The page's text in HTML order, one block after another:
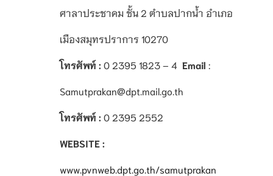
ศาลาประชาคม ชั้น 2 ตำบลปากน้ำ อำเภอ
เมืองสมุทรปราการ 10270
โทรศัพท์ : 0 2395 1823 – 4 Email :
Samutprakan@dpt.mail.go.th
โทรศัพท์ : 0 2395 2552
WEBSITE :
www.pvnweb.dpt.go.th/samutprakan